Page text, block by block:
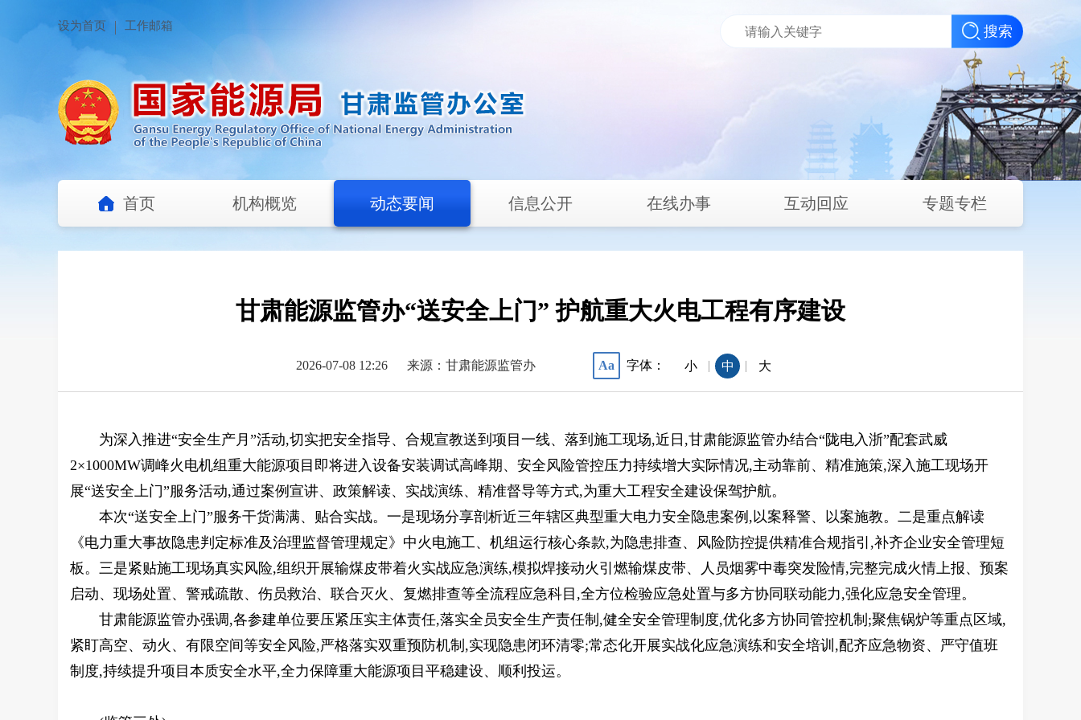
设为首页 工作邮箱 搜索
首页 机构概览 动态要闻 信息公开 在线办事 互动回应 专题专栏
甘肃能源监管办“送安全上门” 护航重大火电工程有序建设
2026-07-08 12:26 来源：甘肃能源监管办 Aa 字体： 小 | 中 | 大
为深入推进“安全生产月”活动,切实把安全指导、合规宣教送到项目一线、落到施工现场,近日,甘肃能源监管办结合“陇电入浙”配套武威
2×1000MW调峰火电机组重大能源项目即将进入设备安装调试高峰期、安全风险管控压力持续增大实际情况,主动靠前、精准施策,深入施工现场开
展“送安全上门”服务活动,通过案例宣讲、政策解读、实战演练、精准督导等方式,为重大工程安全建设保驾护航。
本次“送安全上门”服务干货满满、贴合实战。一是现场分享剖析近三年辖区典型重大电力安全隐患案例,以案释警、以案施教。二是重点解读
《电力重大事故隐患判定标准及治理监督管理规定》中火电施工、机组运行核心条款,为隐患排查、风险防控提供精准合规指引,补齐企业安全管理短
板。三是紧贴施工现场真实风险,组织开展输煤皮带着火实战应急演练,模拟焊接动火引燃输煤皮带、人员烟雾中毒突发险情,完整完成火情上报、预案
启动、现场处置、警戒疏散、伤员救治、联合灭火、复燃排查等全流程应急科目,全方位检验应急处置与多方协同联动能力,强化应急安全管理。
甘肃能源监管办强调,各参建单位要压紧压实主体责任,落实全员安全生产责任制,健全安全管理制度,优化多方协同管控机制;聚焦锅炉等重点区域,
紧盯高空、动火、有限空间等安全风险,严格落实双重预防机制,实现隐患闭环清零;常态化开展实战化应急演练和安全培训,配齐应急物资、严守值班
制度,持续提升项目本质安全水平,全力保障重大能源项目平稳建设、顺利投运。